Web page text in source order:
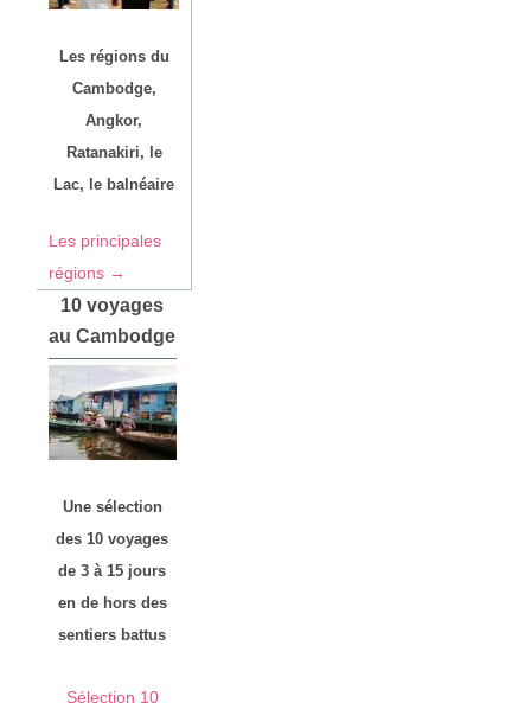
Les régions du
Cambodge,
Angkor,
Ratanakiri, le
Lac, le balnéaire
Les principales
régions →
10 voyages
au Cambodge
Une sélection
des 10 voyages
de 3 à 15 jours
en de hors des
sentiers battus
Sélection 10